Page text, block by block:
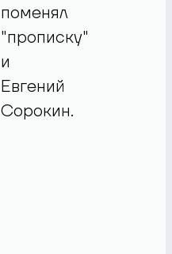
поменял
"прописку"
и
Евгений
Сорокин.